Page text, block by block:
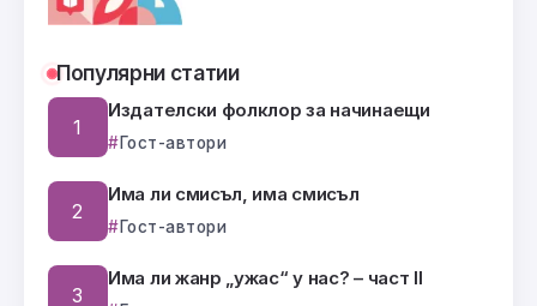
Популярни статии
Издателски фолклор за начинаещи
Гост-автори
Има ли смисъл, има смисъл
Гост-автори
Има ли жанр „ужас“ у нас? – част II